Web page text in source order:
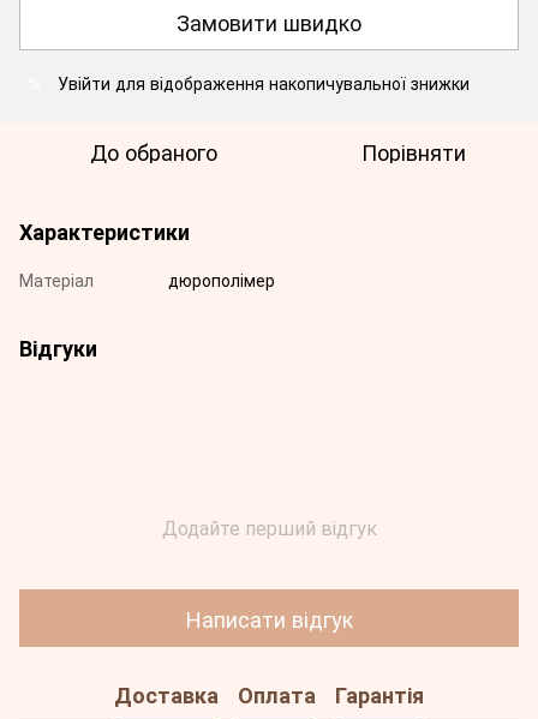
Замовити швидко
Увійти для відображення накопичувальної знижки
До обраного Порівняти
Характеристики
Матеріал дюрополімер
Відгуки
Додайте перший відгук
Написати відгук
Доставка Оплата Гарантія